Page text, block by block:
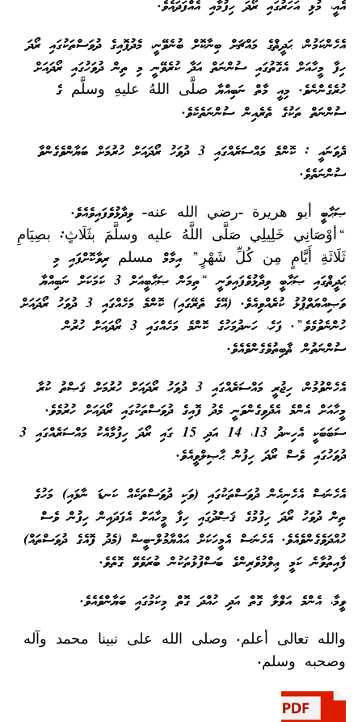
އެއީ، މުޅި އަހަރުގައި ރޯދަ ހިފުމާއި އެއްފަދައެވެ.
އެހެންކަމުން، ޙަދީޘްގެ މައްޗަށް ބިނާކޮށް ބުނެވޭނީ، މެދުފޮއިގެ ދުވަސްތަކުގައި ރޯދަ
ހިފާ މީހާއަށް އެގޮތުގައި ސުންނަތް އަދާ ކުރެވޭނީ މި ތިން ދުވަހުގައި ރޯދައަށް
ހުރެގެންނެވެ. މިއީ މާތް ނަބިއްޔާ صلَّى اللهُ عليهِ وسلَّم ގެ
ސުންނަތް ތަކުގެ ތެރެއިން ސުންނަތެކެވެ.
ދެވަނައީ : ކޮންމެ މައްސަރެއްގައި 3 ދުވަހު ރޯދައަށް ހުރުމަށް ބަޔާންވެގެންވާ
ސުންނަތެވެ.
ޞަޙާބީ أبو هريرة -رضي الله عنه- ވިދާޅުވެފައިވެއެވެ.
“أوْصَانِي خَلِيلِي صَلَّى اللَّهُ عليه وسلَّمَ بثَلَاثٍ: بصِيَامِ
ثَلَاثَةِ أَيَّامٍ مِن كُلِّ شَهْرٍ” އިމާމް مسلم ރިވާކޮށްފައި މި
ޙަދީޘްގައި ޞަޙާބީ ވިދާޅުވެފައިވަނީ “ތިމަން ޞަޙާބީއަށް 3 ކަމަކަށް ނަބިއްޔާ
ވަޞިއްޔަތްޕުޅު ކުރެއްވިއެވެ. (އޭގެ ތެރޭގައި) ކޮންމެ މަހެއްގައި 3 ދުވަހު ރޯދައަށް
ހުންނެވުމެވެ”. ފަހެ، ހަނދުމަހުގެ ކޮންމެ މަހެއްގައި 3 ރޯދައަށް ހުރުން
ސުންނަތުން ޘާބިތުވެގެންވެއެވެ.
އެހެންވުމުން، ހިޖުރީ މައްސަރެއްގައި 3 ދުވަހު ރޯދައަށް ހުރުމަށް ޤަޞްތު ކުރާ
މީހާއަށް އެންމެ އެދެވިގެންވަނީ މެދު ފޮއިގެ ދުވަސްތަކުގައި ރޯދައަށް ހުރުމެވެ.
ސަބަބަކީ އެހިނދު 13، 14 އަދި 15 ގައި ރޯދަ ހިފުމާއެކު މައްސަރެއްގައި 3
ދުވަހުގައި ވެސް ރޯދަ ހިފުން ޙާޞިލްވީއެވެ.
އެހެނަސް އެހެނިހެން ދުވަސްތަކުގައި (ވަކި ދުވަސްތަކެއް ކަނޑަ ނާޅައި) މަހުގެ
ތިން ދުވަހު ރޯދަ ހިފުމުގެ ޤަޞްދުގައި ހިފާ މީހާއަށް އެފަދައިން ހިފުން ވެސް
ހުއްދަވެގެންވެއެވެ. އެހެނަސް އެމީހަކަށް އައްޔާމުލް-ބީޟް (މެދު ފޮއެގެ ދުވަސްތައް)
ފާއިތުވާނެ ކަމީ ޢިލްމުވެރިންގެ ބަސްފުޅުތަކުން ބުރަވެވޭ ގޮތެވެ.
ވީމާ، އެންމެ އަޥްލާ ގޮތް އަދި ހުއްދަ ގޮތް މިކަމުގައި ބަޔާންވެއެވެ.
والله تعالى أعلم. وصلى الله على نبينا محمد وآله
وصحبه وسلم.